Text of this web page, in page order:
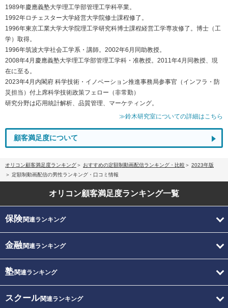
1989年慶應義塾大学理工学部管理工学科卒業。
1992年ロチェスター大学経営大学院修士課程修了。
1996年東京工業大学大学院理工学研究科博士課程経営工学専攻修了。博士（工
学）取得。
1996年筑波大学社会工学系・講師。2002年6月同助教授。
2008年4月慶應義塾大学理工学部管理工学科・准教授。2011年4月同教授、現
在に至る。
2023年4月内閣府 科学技術・イノベーション推進事務局参事官（インフラ・防
災担当）付上席科学技術政策フェロー（非常勤）
研究分野は応用統計解析、品質管理、マーケティング。
≫鈴木研究室についての詳細はこちら
顧客満足度について
オリコン顧客満足度ランキング おすすめの定額制動画配信ランキング・比較
2023年版
定額制動画配信の男性ランキング・口コミ情報
オリコン顧客満足度ランキング一覧
保険関連ランキング
金融関連ランキング
塾関連ランキング
スクール関連ランキング